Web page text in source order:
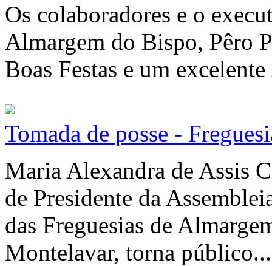
Os colaboradores e o
Almargem do Bispo, Pêro
Boas Festas e um
Tomada de posse -
Maria Alexandra de Assis
de Presidente da
das Freguesias de
Montelavar, torna público...